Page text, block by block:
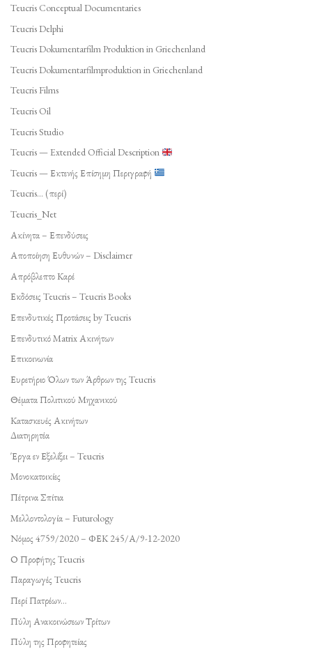
Teucris Conceptual Documentaries
Teucris Delphi
Teucris Dokumentarfilm Produktion in Griechenland
Teucris Dokumentarfilmproduktion in Griechenland
Teucris Films
Teucris Oil
Teucris Studio
Teucris — Extended Official Description
Teucris — Εκτενής Επίσημη Περιγραφή
Teucris… (περί)
Teucris_Net
Ακίνητα – Επενδύσεις
Αποποίηση Ευθυνών – Disclaimer
Απρόβλεπτο Καρέ
Εκδόσεις Teucris – Teucris Books
Επενδυτικές Προτάσεις by Teucris
Επενδυτικό Matrix Ακινήτων
Επικοινωνία
Ευρετήριο Όλων των Άρθρων της Teucris
Θέματα Πολιτικού Μηχανικού
Κατασκευές Ακινήτων
Διατηρητέα
Έργα εν Εξελίξει – Teucris
Μονοκατοικίες
Πέτρινα Σπίτια
Μελλοντολογία – Futurology
Νόμος 4759/2020 – ΦΕΚ 245/Α/9-12-2020
Ο Προφήτης Teucris
Παραγωγές Teucris
Περί Πατρέων…
Πύλη Ανακοινώσεων Τρίτων
Πύλη της Προφητείας